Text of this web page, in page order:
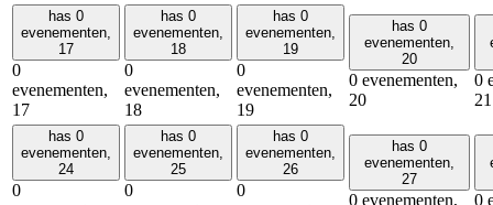
has 0
evenementen,
17
0
evenementen,
17
has 0
evenementen,
18
0
evenementen,
18
has 0
evenementen,
19
0
evenementen,
19
has 0
evenementen,
20
0 evenementen,
20
0
21
has 0
evenementen,
24
0
has 0
evenementen,
25
0
has 0
evenementen,
26
0
has 0
evenementen,
27
0 evenementen,
0